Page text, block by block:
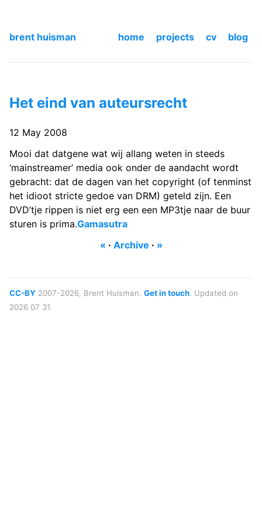
brent huisman home projects cv blog
Het eind van auteursrecht
12 May 2008
Mooi dat datgene wat wij allang weten in steeds
‘mainstreamer’ media ook onder de aandacht wordt
gebracht: dat de dagen van het copyright (of tenminst
het idioot stricte gedoe van DRM) geteld zijn. Een
DVD’tje rippen is niet erg een een MP3tje naar de buur
sturen is prima.Gamasutra
« · Archive · »
CC-BY 2007-2026, Brent Huisman. Get in touch. Updated on
2026 07 31.